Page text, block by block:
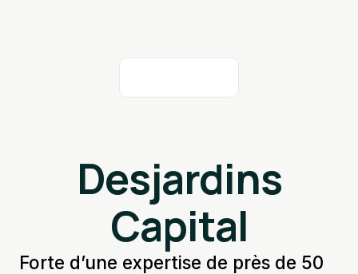
Desjardins
Capital
Forte d’une expertise de près de 50